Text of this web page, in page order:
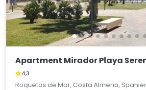
Apartment Mirador Playa
4,3
Roquetas de Mar, Costa Almeria,